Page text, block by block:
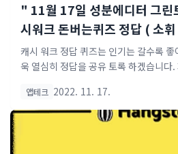
" 11월 17일 성분에디터 그린
시워크 돈버는퀴즈 정답 ( 소
이부자앱 정답,위메프 정답,
소이비랩 정답 ) or 심심
캐시 워크 정답 퀴즈는 인기는 갈수록
욱 열심히 정답을 공유 토록 하겠습니다
몽 붉은 입술을 본 꿈 당신 신체가 건강
입니다. 입술이 희거나 혹은 누런 꿈 신
꿈입니다. 입술이 붉은 여자를 본 꿈 여
앱테크 2022. 11. 17.